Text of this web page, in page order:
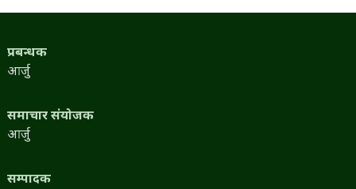
प्रबन्धक
आर्जु
समाचार संयोजक
आर्जु
सम्पादक